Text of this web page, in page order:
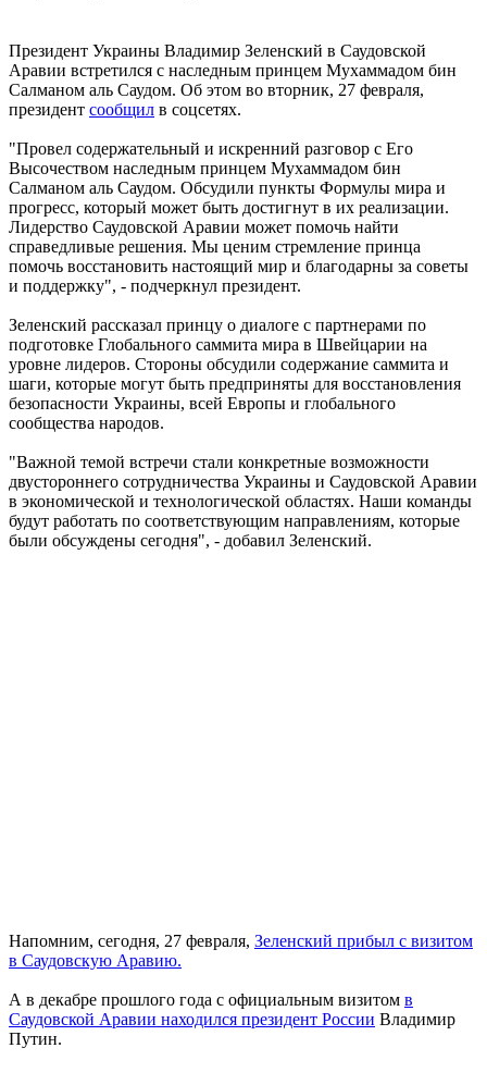
Президент Украины Владимир Зеленский в Саудовской
Аравии встретился с наследным принцем Мухаммадом бин
Салманом аль Саудом. Об этом во вторник, 27 февраля,
президент сообщил в соцсетях.
"Провел содержательный и искренний разговор с Его
Высочеством наследным принцем Мухаммадом бин
Салманом аль Саудом. Обсудили пункты Формулы мира и
прогресс, который может быть достигнут в их реализации.
Лидерство Саудовской Аравии может помочь найти
справедливые решения. Мы ценим стремление принца
помочь восстановить настоящий мир и благодарны за советы
и поддержку", - подчеркнул президент.
Зеленский рассказал принцу о диалоге с партнерами по
подготовке Глобального саммита мира в Швейцарии на
уровне лидеров. Стороны обсудили содержание саммита и
шаги, которые могут быть предприняты для восстановления
безопасности Украины, всей Европы и глобального
сообщества народов.
"Важной темой встречи стали конкретные возможности
двустороннего сотрудничества Украины и Саудовской Аравии
в экономической и технологической областях. Наши команды
будут работать по соответствующим направлениям, которые
были обсуждены сегодня", - добавил Зеленский.
Напомним, сегодня, 27 февраля, Зеленский прибыл с визитом
в Саудовскую Аравию.
А в декабре прошлого года с официальным визитом в
Саудовской Аравии находился президент России Владимир
Путин.